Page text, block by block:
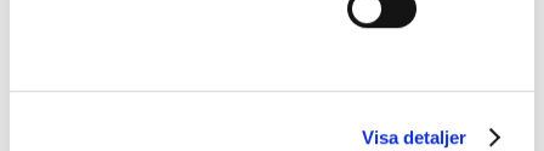
Visa detaljer
Mor:Dance Beat